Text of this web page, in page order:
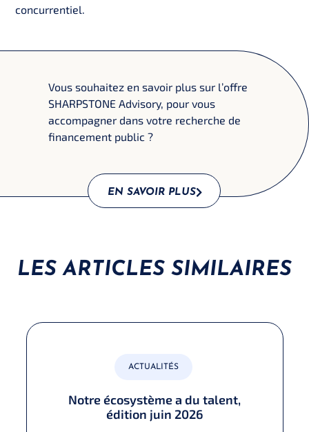
concurrentiel.
Vous souhaitez en savoir plus sur l’offre
SHARPSTONE Advisory, pour vous
accompagner dans votre recherche de
financement public ?
EN SAVOIR PLUS
LES ARTICLES SIMILAIRES
ACTUALITÉS
Notre écosystème a du talent,
édition juin 2026​